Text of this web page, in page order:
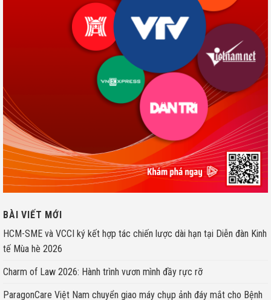
BÀI VIẾT MỚI
HCM-SME và VCCI ký kết hợp tác chiến lược dài hạn tại Diễn đàn Kinh
tế Mùa hè 2026
Charm of Law 2026: Hành trình vươn mình đầy rực rỡ
ParagonCare Việt Nam chuyển giao máy chụp ảnh đáy mắt cho Bệnh